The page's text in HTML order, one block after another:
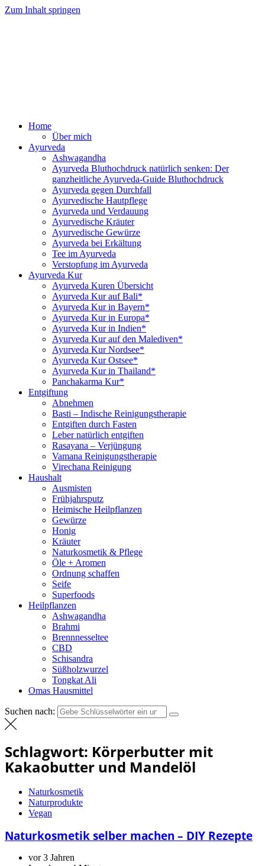
Zum Inhalt springen
Home
Über mich
Ayurveda
Ashwagandha
Ayurveda Bluthochdruck natürlich senken: Der
ganzheitliche Ayurveda-Guide Bluthochdruck
Ayurveda gegen Durchfall
Ayurvedische Hautpflege
Ayurveda und Verdauung
Ayurvedische Kräuter
Ayurvedische Gewürze
Ayurveda bei Erkältung
Tee im Ayurveda
Verstopfung im Ayurveda
Ayurveda Kur
Ayurveda Kuren Übersicht
Ayurveda Kur auf Bali*
Ayurveda Kur in Bayern*
Ayurveda Kur in Europa*
Ayurveda Kur in Indien*
Ayurveda Kur auf den Malediven*
Ayurveda Kur Nordsee*
Ayurveda Kur Ostsee*
Ayurveda Kur in Thailand*
Panchakarma Kur*
Entgiftung
Abnehmen
Basti – Indische Reinigungstherapie
Entgiften durch Fasten
Leber natürlich entgiften
Rasayana – Verjüngung
Vamana Reinigungstherapie
Virechana Reinigung
Haushalt
Ausmisten
Frühjahrsputz
Heimische Heilpflanzen
Gewürze
Honig
Kräuter
Naturkosmetik & Pflege
Öle + Aromen
Ordnung schaffen
Seife
Superfoods
Heilpflanzen
Ashwagandha
Brahmi
Brennnesseltee
CBD
Schisandra
Süßholzwurzel
Tongkat Ali
Omas Hausmittel
Suchen nach:
Schlagwort: Körperbutter mit
Kakaobutter und Mandelöl
Naturkosmetik
Naturprodukte
Vegan
Naturkosmetik selber machen – DIY Rezepte
vor 3 Jahren